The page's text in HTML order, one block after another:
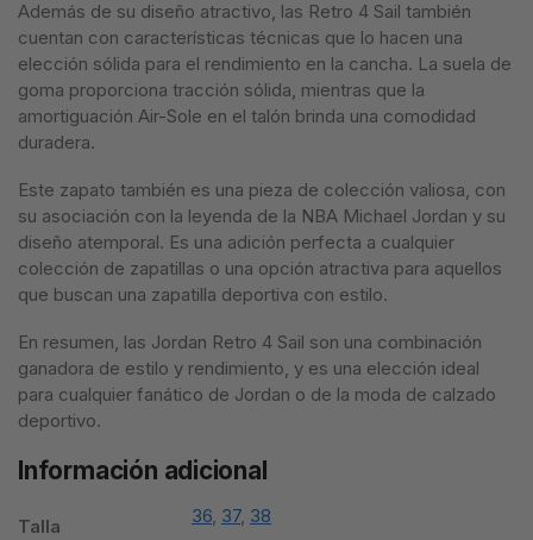
Además de su diseño atractivo, las Retro 4 Sail también
cuentan con características técnicas que lo hacen una
elección sólida para el rendimiento en la cancha. La suela de
goma proporciona tracción sólida, mientras que la
amortiguación Air-Sole en el talón brinda una comodidad
duradera.
Este zapato también es una pieza de colección valiosa, con
su asociación con la leyenda de la NBA Michael Jordan y su
diseño atemporal. Es una adición perfecta a cualquier
colección de zapatillas o una opción atractiva para aquellos
que buscan una zapatilla deportiva con estilo.
En resumen, las Jordan Retro 4 Sail son una combinación
ganadora de estilo y rendimiento, y es una elección ideal
para cualquier fanático de Jordan o de la moda de calzado
deportivo.
Información adicional
Talla 36, 37, 38